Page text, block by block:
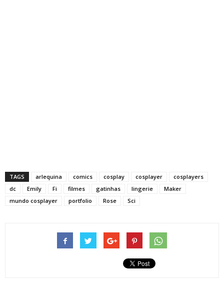
TAGS arlequina comics cosplay cosplayer
cosplayers
dc
Emily Fi filmes gatinhas lingerie
Maker
mundo cosplayer
portfolio Rose Sci